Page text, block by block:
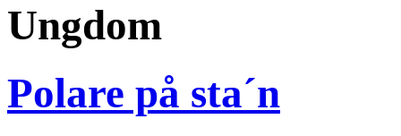
Ungdom
Polare på sta´n